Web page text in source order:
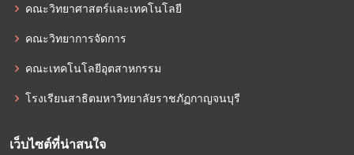
คณะวิทยาศาสตร์และเทคโนโลยี
คณะวิทยาการจัดการ
คณะเทคโนโลยีอุตสาหกรรม
โรงเรียนสาธิตมหาวิทยาลัยราชภัฏกาญจนบุรี
เว็บไซต์ที่น่าสนใจ